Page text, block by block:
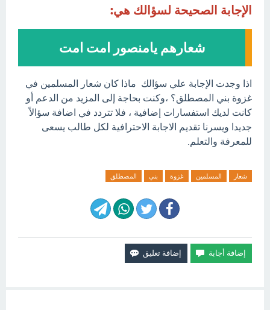
الإجابة الصحيحة لسؤالك هي:
شعارهم يامنصور امت امت
اذا وجدت الإجابة علي سؤالك ماذا كان شعار المسلمين في
غزوة بني المصطلق؟ ،وكنت بحاجة إلى المزيد من الدعم أو
كانت لديك استفسارات إضافية ، فلا تتردد في اضافة سؤالاً
جديدا ويسرنا تقديم الاجابة الاحترافية لكل طالب يسعى
للمعرفة والتعلم.
شعار المسلمين غزوة بني المصطلق